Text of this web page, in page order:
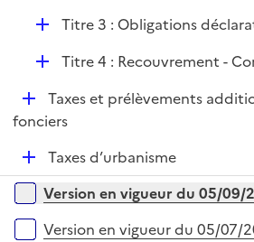
e
l
i
e
p
l
i
e
r
D
l
i
e
r
Titre 3 : Obligations
D
p
l
i
e
r
Titre 4 : Recouvrement -
D
é
e
r
Taxes et prélèvements
fonciers
D
é
p
Taxes d’urbanisme
Versions sur la période
Version en vigueur du 05/09/
Version en vigueur du 05/07/